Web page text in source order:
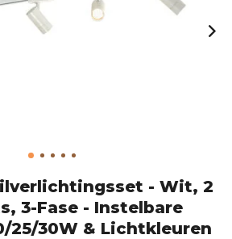
- Wit, 2
3-Fase - Instelbare
25/30W & Lichtkleuren